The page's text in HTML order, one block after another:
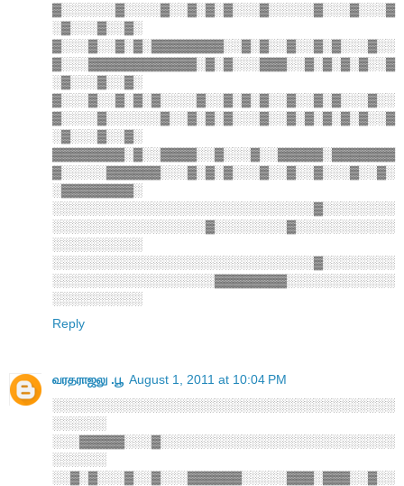
▓░░░░░░▓░░░░▓░░▓░▓░▓░░░▓░░░░░▓░░░▓░░░▓
░▓░░░▓░░▓░
▓░░░▓░░▓░▓░▓▓▓▓▓▓▓▓░░▓░▓░░▓░░▓░▓░░░▓░░
▓░░░▓▓▓▓▓▓▓▓▓▓▓▓░▓░▓░░░▓▓▓░░▓░▓░▓░▓░░▓
░▓░░░▓░░▓░
▓░░░▓░░▓░▓░▓░░░░▓░░▓░▓░▓░░▓░░▓░▓░░░▓░░
▓░░░░▓░░░░░░▓░░▓░▓░▓░░░▓░░▓░▓░▓░▓░▓░░▓
░▓░░░▓░░▓░
▓▓▓▓▓▓▓▓░▓░░▓▓▓▓░░▓░░░▓░░▓▓▓▓▓░▓▓▓▓▓▓▓
▓░░░░░▓▓▓▓▓▓░░░▓░▓░▓░░░▓░░▓░░▓░░░▓░░▓░
░▓▓▓▓▓▓▓▓░
░░░░░░░░░░░░░░░░░░░░░░░░░░░░░▓░░░░░░░░
░░░░░░░░░░░░░░░░░▓░░░░░░░░▓░░░░░░░░░░░
░░░░░░░░░░
░░░░░░░░░░░░░░░░░░░░░░░░░░░░░▓░░░░░░░░
░░░░░░░░░░░░░░░░░░▓▓▓▓▓▓▓▓░░░░░░░░░░░░
░░░░░░░░░░
Reply
வரதராஜலு .பூ August 1, 2011 at 10:04 PM
░░░░░░░░░░░░░░░░░░░░░░░░░░░░░░░░░░░░░░
░░░░░░
░░░▓▓▓▓▓░░░▓░░░░░░░░░░░░░░░░░░░░░░░░░░
░░░░░░
░░▓░▓░░░▓░░▓░░░▓▓▓▓▓▓░░░░░▓▓▓░▓▓▓░░▓░░